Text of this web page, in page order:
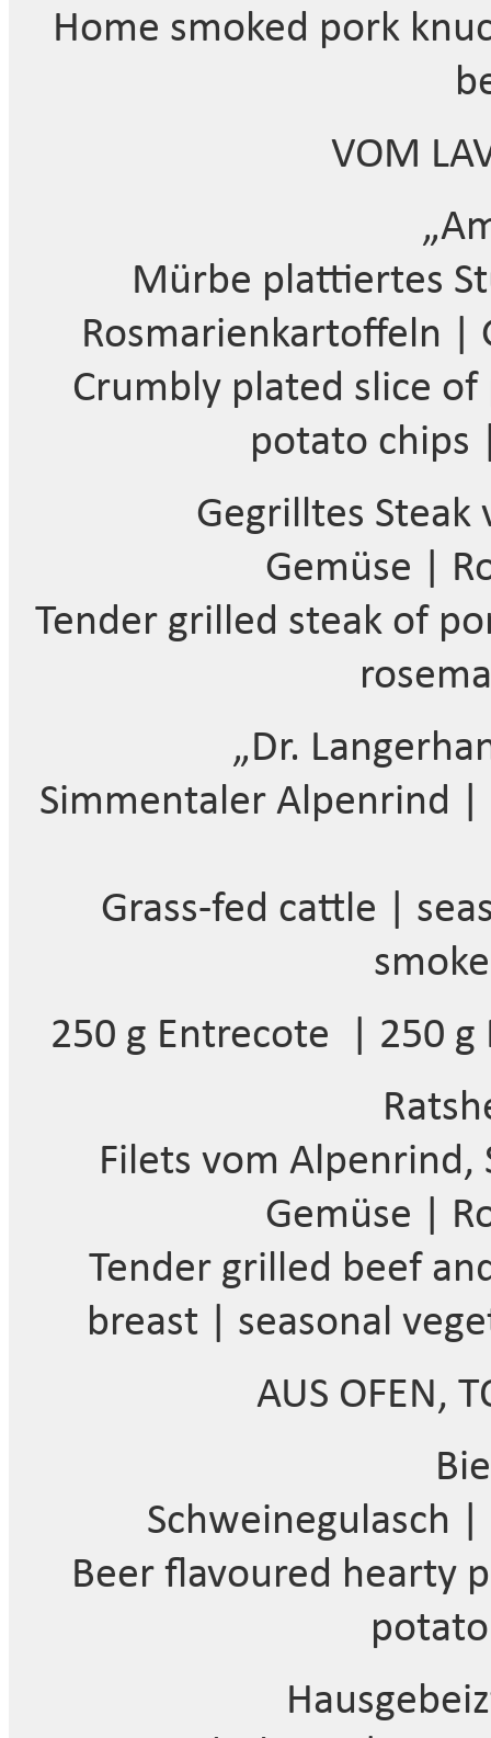
Home smoked pork
VOM
Mürbe plattiertes
Rosmarienkartoffeln |
Crumbly plated slice
potato chips
Gegrilltes Steak
Gemüse |
Tender grilled steak of
„Dr.
Simmentaler Alpenrind
Grass-fed cattle |
250 g Entrecote | 250
Filets vom
Gemüse |
Tender grilled beef
breast | seasonal
AUS OFEN,
Schweinegulasch
Beer flavoured hearty